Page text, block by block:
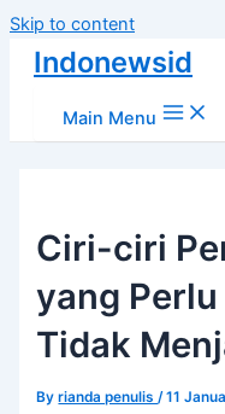
Skip to content
Indonewsid
Main Menu
Ciri-ciri
yang
Tidak
Byrianda penulis/11